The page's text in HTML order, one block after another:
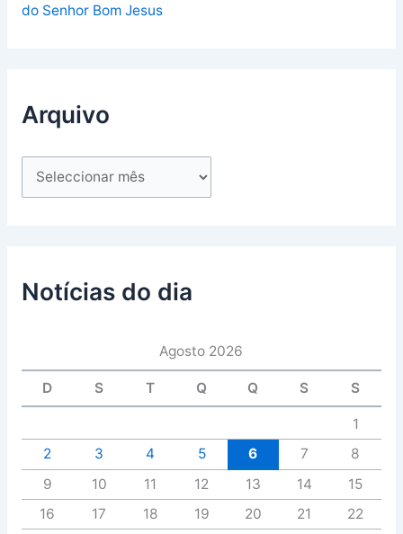
do Senhor Bom Jesus
Arquivo
Notícias do dia
Agosto 2026
D S T Q Q S S
1
2
3 4 5 6 7
8
9
10 11 12 13 14
15
16
17 18 19 20 21
22